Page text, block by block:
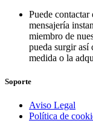
Puede
mensajería
miembro de
pueda surgir así
medida o la
Soporte
Aviso Legal
Política de